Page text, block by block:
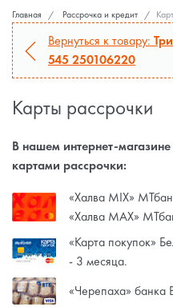
Главная Рассрочка и кредит
Вернуться к товару:
545 250106220
Карты рассрочки
В нашем интернет-
картами рассрочки:
«Халва MIX»
«Халва MAX»
«Карта покупок»
- 3 месяца.
«Черепаха» банка